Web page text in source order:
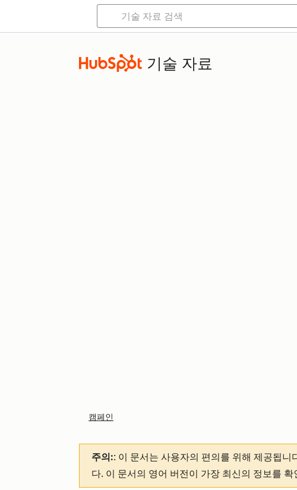
기술 자료
캠페인
주의:: 이 문서는 사용자의 편의를 위해 제공됩니
다. 이 문서의 영어 버전이 가장 최신의 정보를